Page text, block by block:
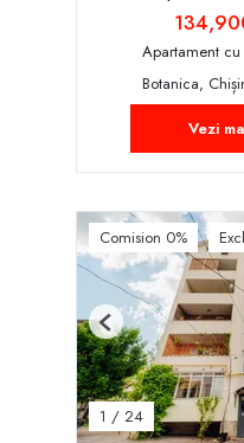
Apartament
Botanica,
Vezi
Comision 0%
1 / 24
Previous